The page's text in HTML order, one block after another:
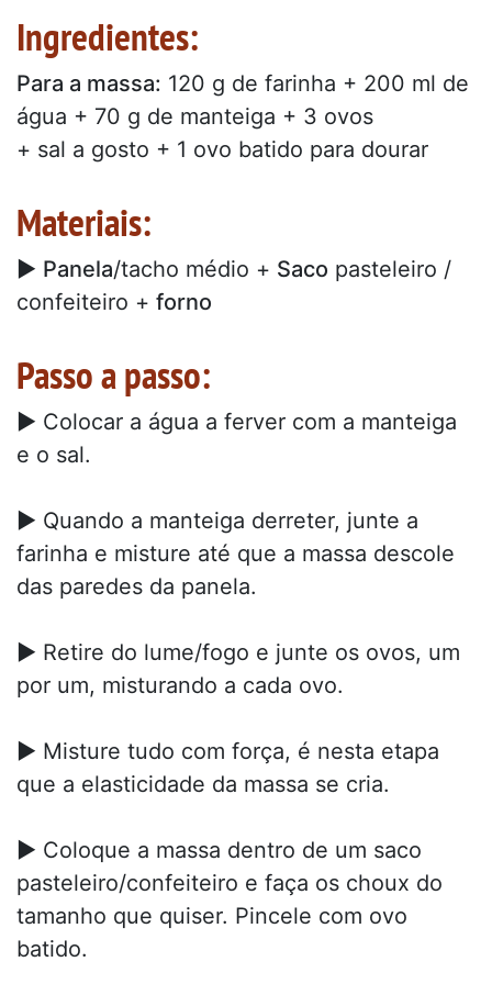
Ingredientes:
Para a massa: 120 g de farinha + 200 ml de
água + 70 g de manteiga + 3 ovos
+ sal a gosto + 1 ovo batido para dourar
Materiais:
► Panela/tacho médio + Saco pasteleiro /
confeiteiro + forno
Passo a passo:
► Colocar a água a ferver com a manteiga
e o sal.
► Quando a manteiga derreter, junte a
farinha e misture até que a massa descole
das paredes da panela.
► Retire do lume/fogo e junte os ovos, um
por um, misturando a cada ovo.
► Misture tudo com força, é nesta etapa
que a elasticidade da massa se cria.
► Coloque a massa dentro de um saco
pasteleiro/confeiteiro e faça os choux do
tamanho que quiser. Pincele com ovo
batido.